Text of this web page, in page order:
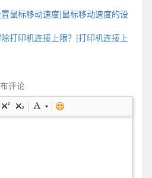
鼠标移动速度|鼠标移动速度的设
打印机连接上限？|打印机连接上
评论